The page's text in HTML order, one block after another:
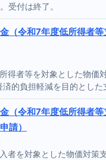
受付は終了。
（令和7年度低所得者
得者等を対象とした物価
的負担軽減を目的とした
（令和7年度低所得者
請）
者を対象とした物価対策